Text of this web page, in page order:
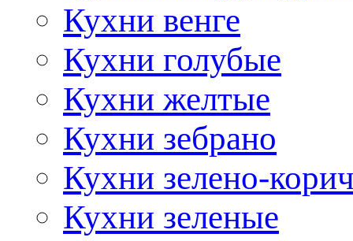
Кухни венге
Кухни голубые
Кухни желтые
Кухни зебрано
Кухни зелено-
Кухни зеленые